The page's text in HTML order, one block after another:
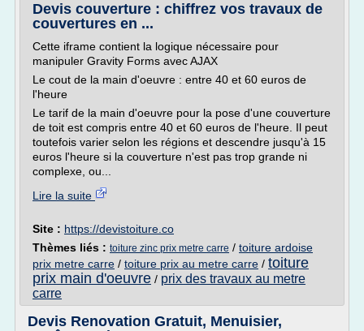
Devis couverture : chiffrez vos travaux de
couvertures en ...
Cette iframe contient la logique nécessaire pour
manipuler Gravity Forms avec AJAX
Le cout de la main d'oeuvre : entre 40 et 60 euros de
l'heure
Le tarif de la main d'oeuvre pour la pose d'une couverture
de toit est compris entre 40 et 60 euros de l'heure. Il peut
toutefois varier selon les régions et descendre jusqu'à 15
euros l'heure si la couverture n'est pas trop grande ni
complexe, ou...
Lire la suite
Site : https://devistoiture.co
Thèmes liés : toiture zinc prix metre carre / toiture ardoise
prix metre carre / toiture prix au metre carre / toiture
prix main d'oeuvre / prix des travaux au metre
carre
Devis Renovation Gratuit, Menuisier,